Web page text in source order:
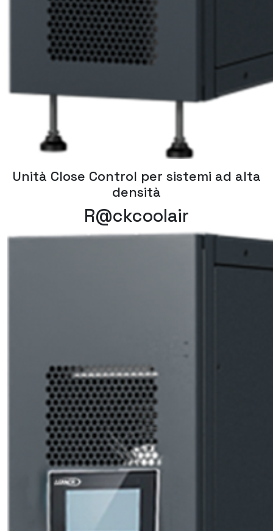
Unità Close Control per sistemi ad alta
densità
R@ckcoolair